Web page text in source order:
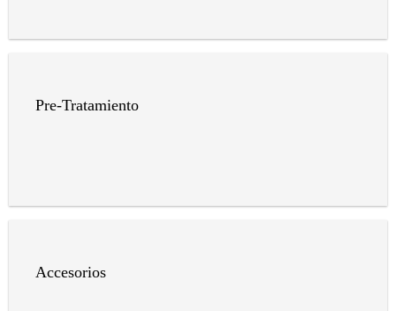
Pre-Tratamiento
Accesorios